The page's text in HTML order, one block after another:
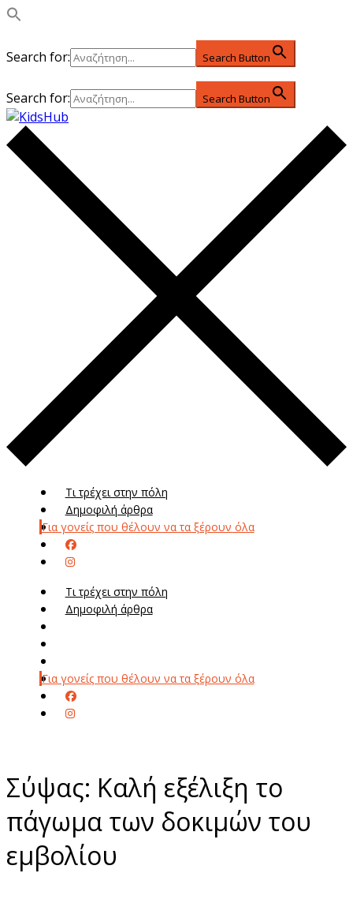
Search for: Search Button
Search for: Search Button
Τι τρέχει στην πόλη
Δημοφιλή άρθρα
Για γονείς που θέλουν να τα ξέρουν όλα
Τι τρέχει στην πόλη
Δημοφιλή άρθρα
Για γονείς που θέλουν να τα ξέρουν όλα
Σύψας: Καλή εξέλιξη το
πάγωμα των δοκιμών του
εμβολίου